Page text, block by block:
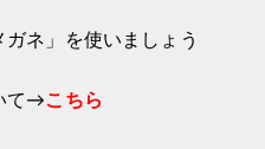
ネ」を使いましょう
て→こちら